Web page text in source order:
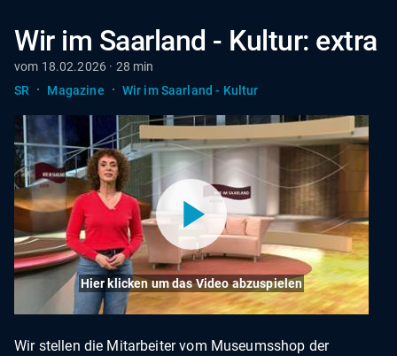
Wir im Saarland - Kultur: extra
vom 18.02.2026 · 28 min
SR
· Magazine · Wir im Saarland - Kultur
Hier klicken um das Video abzuspielen
Wir stellen die Mitarbeiter vom Museumsshop der